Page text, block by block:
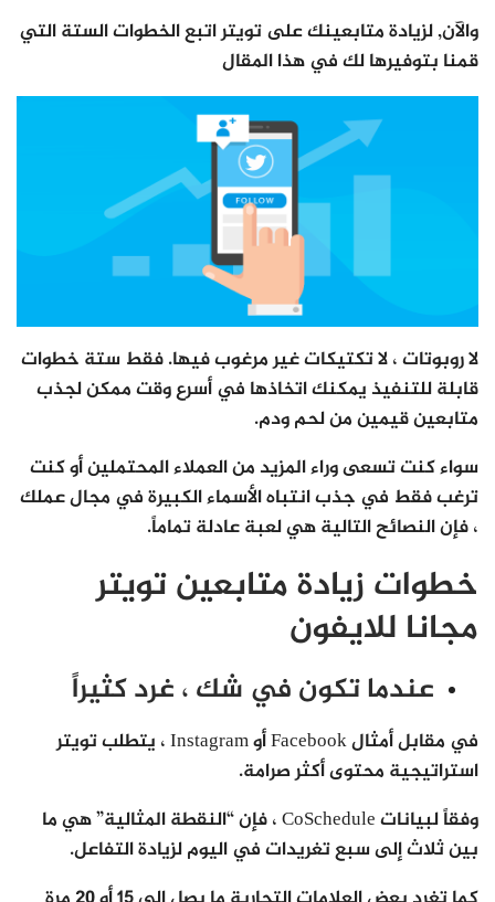
والآن, لزيادة متابعينك على تويتر اتبع الخطوات الستة التي
قمنا بتوفيرها لك في هذا المقال
لا روبوتات ، لا تكتيكات غير مرغوب فيها. فقط ستة خطوات
قابلة للتنفيذ يمكنك اتخاذها في أسرع وقت ممكن لجذب
متابعين قيمين من لحم ودم.
سواء كنت تسعى وراء المزيد من العملاء المحتملين أو كنت
ترغب فقط في جذب انتباه الأسماء الكبيرة في مجال عملك
، فإن النصائح التالية هي لعبة عادلة تماماً.
خطوات زيادة متابعين تويتر
مجانا للايفون
عندما تكون في شك ، غرد كثيراً
في مقابل أمثال Facebook أو Instagram ، يتطلب تويتر
استراتيجية محتوى أكثر صرامة.
وفقاً لبيانات CoSchedule ، فإن “النقطة المثالية” هي ما
بين ثلاث إلى سبع تغريدات في اليوم لزيادة التفاعل.